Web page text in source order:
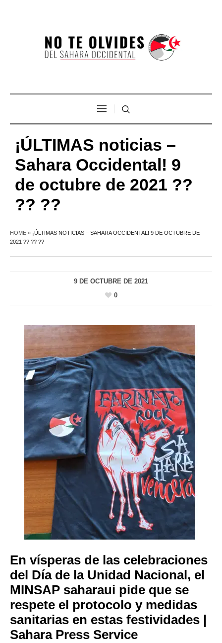
¡ÚLTIMAS noticias –
Sahara Occidental! 9
de octubre de 2021 ??
?? ??
HOME » ¡ÚLTIMAS NOTICIAS – SAHARA OCCIDENTAL! 9 DE OCTUBRE DE
2021 ?? ?? ??
9 DE OCTUBRE DE 2021
0
En vísperas de las celebraciones
del Día de la Unidad Nacional, el
MINSAP saharaui pide que se
respete el protocolo y medidas
sanitarias en estas festividades |
Sahara Press Service